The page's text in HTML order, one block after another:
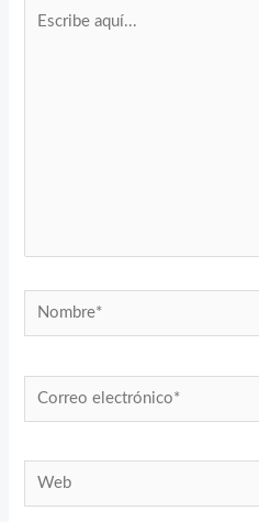
Nombre*
Correo
electrónico*
Web